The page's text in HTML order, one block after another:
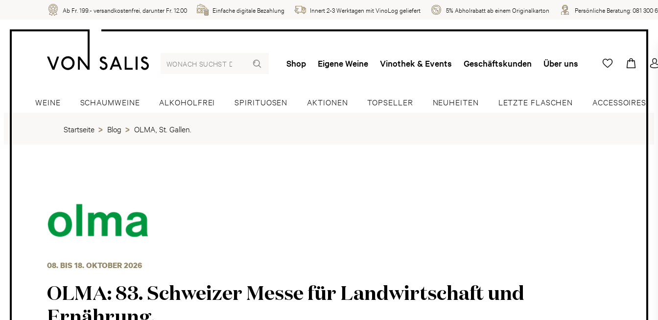
Ab Fr. 199.- versandkostenfrei, darunter Fr. 12.00 Einfache digitale Bezahlung Innert 2-3 Werktagen mit VinoLog geliefert 5% Abholrabatt ab einem Originalkarton Persönliche Beratung:081 300
Shop Eigene Weine Vinothek & Events Geschäftskunden Über uns
WEINE SCHAUMWEINE ALKOHOLFREI SPIRITUOSEN AKTIONEN TOPSELLER NEUHEITEN LETZTE FLASCHEN ACCESSOIRES
Startseite Blog OLMA, St. Gallen.
08. BIS 18. OKTOBER 2026
OLMA: 83. Schweizer Messe für Landwirtschaft und